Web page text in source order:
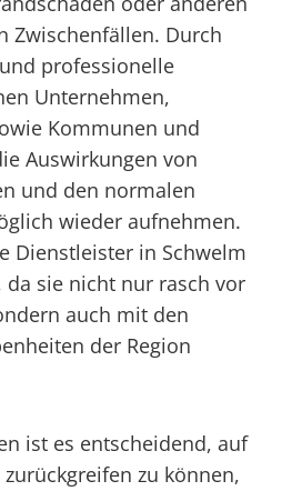
Zwischenfällen. Durch
professionelle
Unternehmen,
Kommunen und
Auswirkungen von
und den normalen
wieder aufnehmen.
Dienstleister in Schwelm
da sie nicht nur rasch vor
auch mit den
der Region
ist es entscheidend, auf
zu können,